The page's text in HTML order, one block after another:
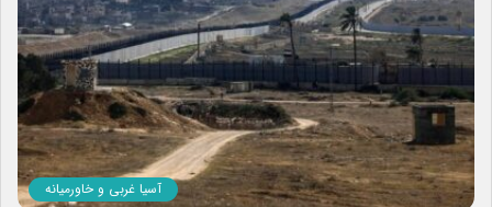
آسیا غربی و خاورمیانه